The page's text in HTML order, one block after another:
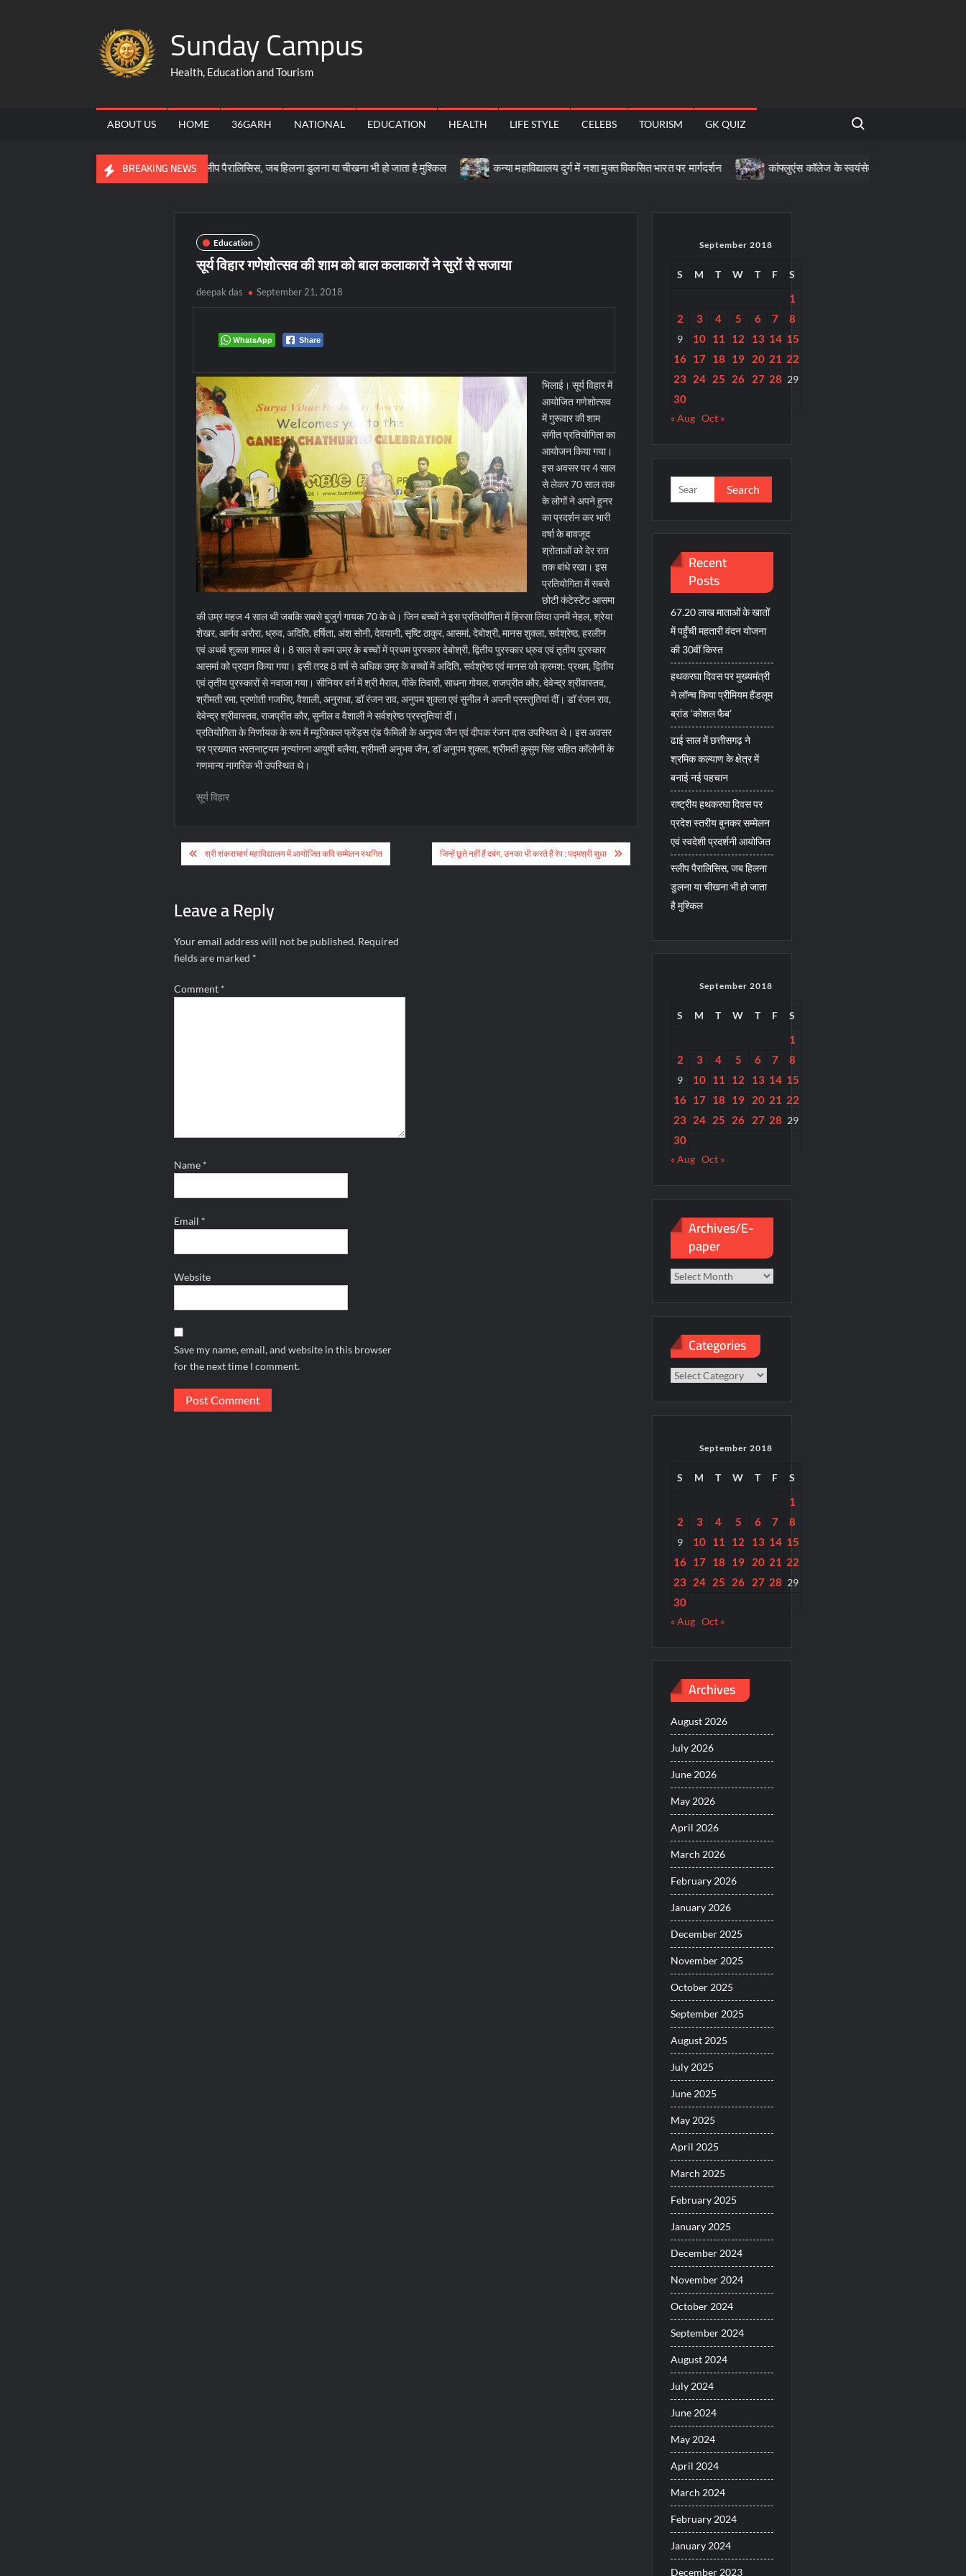
Sunday Campus
Health, Education and Tourism
ABOUT US HOME 36GARH NATIONAL EDUCATION HEALTH LIFE STYLE CELEBS TOURISM GK QUIZ
Search for:
BREAKING NEWS
स्लीप पैरालिसिस, जब हिलना डुलना या चीखना भी हो जाता है मुश्किल कन्या महाविद्यालय दुर्ग में नशा मुक्त विकसित भारत पर मार्गदर्शन कांफ्लुएंस कॉलेज के स्वयंसेवकों ने नुक्कड़ नाटक से दिया नशामुक्ति
Education
सूर्य विहार गणेशोत्सव की शाम को बाल कलाकारों ने सुरों से सजाया
deepak das September 21, 2018
WhatsApp Share
भिलाई। सूर्य विहार में
आयोजित गणेशोत्सव
में गुरूवार की शाम
संगीत प्रतियोगिता का
आयोजन किया गया।
इस अवसर पर 4 साल
से लेकर 70 साल तक
के लोगों ने अपने हुनर
का प्रदर्शन कर भारी
वर्षा के बावजूद
श्रोताओं को देर रात
तक बांधे रखा। इस
प्रतियोगिता में सबसे
छोटी कंटेस्टेंट आसमा
की उम्र महज 4 साल थी जबकि सबसे बुजुर्ग गायक 70 के थे। जिन बच्चों ने इस प्रतियोगिता में हिस्सा लिया उनमें नेहल, श्रेया
शेखर, आर्नव अरोरा, ध्रुव, अदिति, हर्षिता, अंश सोनी, देवयानी, सृष्टि ठाकुर, आसमां, देबोश्री, मानस शुक्ला, सर्वश्रेष्ठ, हरलीन
एवं अथर्व शुक्ला शामल थे। 8 साल से कम उम्र के बच्चों में प्रथम पुरस्कार देबोश्री, द्वितीय पुरस्कार ध्रुव एवं तृतीय पुरस्कार
आसमां को प्रदान किया गया। इसी तरह 8 वर्ष से अधिक उम्र के बच्चों में अदिति, सर्वश्रेष्ठ एवं मानस को क्रमश: प्रथम, द्वितीय
एवं तृतीय पुरस्कारों से नवाजा गया। सीनियर वर्ग में श्री मैराल, पीके तिवारी, साधना गोयल, राजप्रीत कौर, देवेन्द्र श्रीवास्तव,
श्रीमती रमा, प्रणोती गजभिए, वैशाली, अनुराधा, डॉ रंजन राव, अनुपम शुक्ला एवं सुनील ने अपनी प्रस्तुतियां दीं। डॉ रंजन राव,
देवेन्द्र श्रीवास्तव, राजप्रीत कौर, सुनील व वैशाली ने सर्वश्रेष्ठ प्रस्तुतियां दीं।
प्रतियोगिता के निर्णायक के रूप में म्यूजिकल फ्रेंड्स एंड फैमिली के अनुभव जैन एवं दीपक रंजन दास उपस्थित थे। इस अवसर
पर प्रख्यात भरतनाट्यम नृत्यांगना आयुषी बलैया, श्रीमती अनुभव जैन, डॉ अनुपम शुक्ला, श्रीमती कुसुम सिंह सहित कॉलोनी के
गणमान्य नागरिक भी उपस्थित थे।
सूर्य विहार
Post
navigation
श्री शंकराचार्य महाविद्यालय में आयोजित कवि सम्मेलन स्थगित जिन्हें छूते नहीं हैं दबंग, उनका भी करते हैं रेप : पद्मश्री सुधा
Leave a Reply
Your email address will not be published. Required
fields are marked *
Comment *
Name *
Email *
Website
Save my name, email, and website in this browser
for the next time I comment.
September 2018
S M T W T F S
1
2
3 4 5 6 7 8
9 10 11 12 13 14 15
16 17 18 19 20 21 22
23 24 25 26 27 28 29
30
« Aug Oct »
Search
for:
Recent
Posts
67.20 लाख माताओं के खातों
में पहुँची महतारी वंदन योजना
की 30वीं किस्त
हथकरघा दिवस पर मुख्यमंत्री
ने लॉन्च किया प्रीमियम हैंडलूम
ब्रांड ‘कोशल फैब’
ढाई साल में छत्तीसगढ़ ने
श्रमिक कल्याण के क्षेत्र में
बनाई नई पहचान
राष्ट्रीय हथकरघा दिवस पर
प्रदेश स्तरीय बुनकर सम्मेलन
एवं स्वदेशी प्रदर्शनी आयोजित
स्लीप पैरालिसिस, जब हिलना
डुलना या चीखना भी हो जाता
है मुश्किल
September 2018
S M T W T F S
1
2
3 4 5 6 7 8
9 10 11 12 13 14 15
16 17 18 19 20 21 22
23 24 25 26 27 28 29
30
« Aug Oct »
Archives/E-
paper
Archives/E-
Categories
Categories
September 2018
S M T W T F S
1
2
3 4 5 6 7 8
9 10 11 12 13 14 15
16 17 18 19 20 21 22
23 24 25 26 27 28 29
30
« Aug Oct »
Archives
August 2026
July 2026
June 2026
May 2026
April 2026
March 2026
February 2026
January 2026
December 2025
November 2025
October 2025
September 2025
August 2025
July 2025
June 2025
May 2025
April 2025
March 2025
February 2025
January 2025
December 2024
November 2024
October 2024
September 2024
August 2024
July 2024
June 2024
May 2024
April 2024
March 2024
February 2024
January 2024
December 2023